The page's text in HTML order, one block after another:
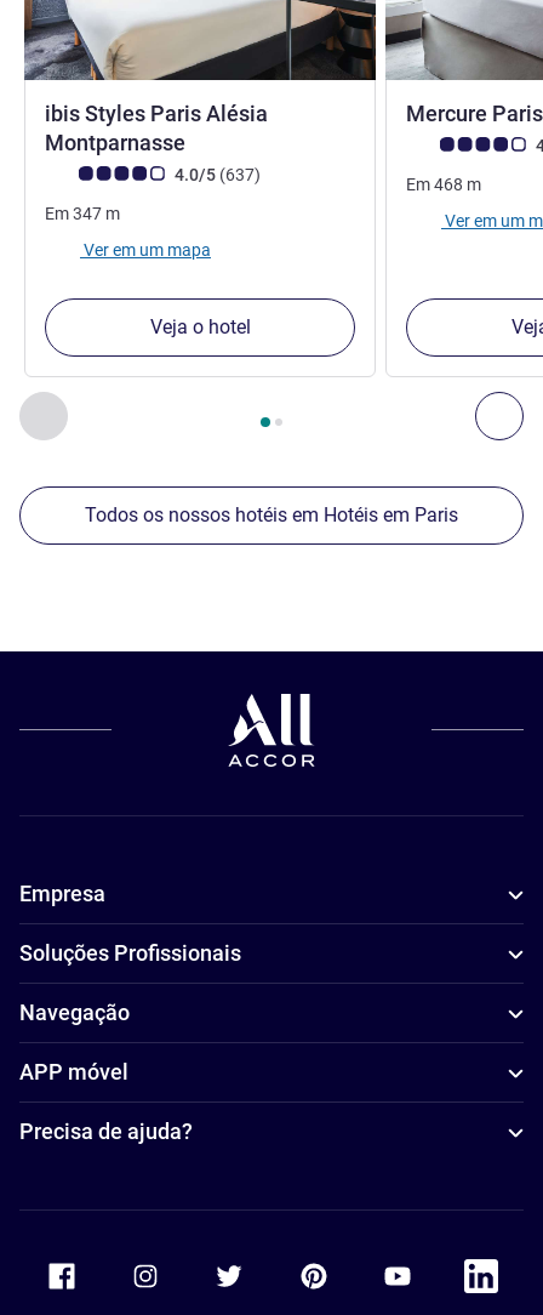
Anterior - Os nossos outros estabelecimentos nas
Página , Os nossos outros estabelecimentos nas
ibis Styles Paris Alésia
Montparnasse
Nota clientes Avis (Classificação ALL)
4.0/5 (637comentários
)
Em347 m
Ver em um mapa
Veja o hotel
Mercure
Nota clientes
Em468 m
Ver em um
Todos os nossos hotéis em Hotéis em Paris
Empresa
Soluções Profissionais
Navegação
APP móvel
Precisa de ajuda?
Accor Youtube
Accor